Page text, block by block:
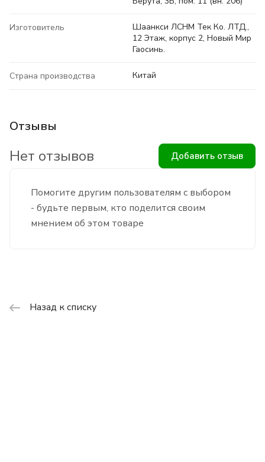
Изготовитель
Шаанкси ЛСНМ Тек Ко. ЛТД.,
12 Этаж, корпус 2, Новый Мир
Гаосинь.
Страна производства Китай
Отзывы
Помогите другим пользователям с выбором
- будьте первым, кто поделится своим
мнением об этом товаре
Нет отзывов Добавить отзыв
Назад к списку